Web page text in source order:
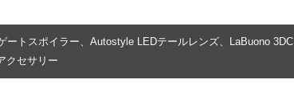
ートスポイラー、Autostyle LEDテールレンズ、LaBuono
クセサリー